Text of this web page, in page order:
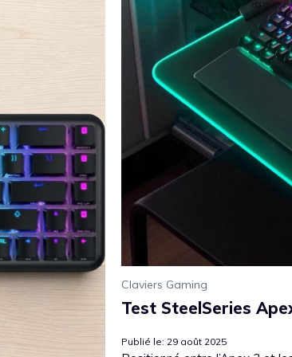
Claviers Gaming
Test SteelSeries
Publié le: 29 août 2025